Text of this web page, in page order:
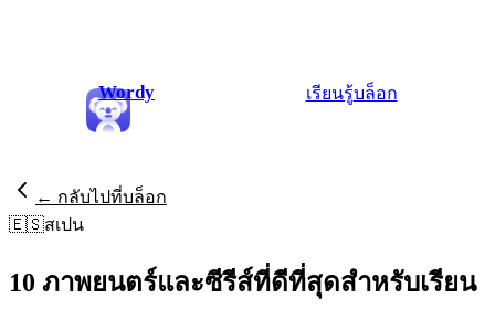
Wordy เรียนรู้บล็อก
← กลับไปที่บล็อก
🇪🇸สเปน
10 ภาพยนตร์และซีรีส์ที่ดีที่สุดสำหรับเรียน